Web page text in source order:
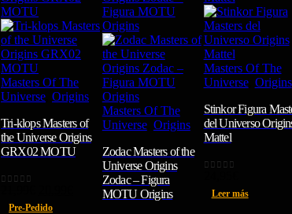
Masters Of The
Universe, Origins
Tri-klops Masters of
the Universe Origins
GRX02 MOTU
precio
precio
Pre-Pedido
Masters Of The
Universe, Origins
Zodac Masters of the
Universe Origins
Zodac – Figura
MOTU Origins
Masters Of The
Universe, Origins
Stinkor Figura
del Universo
Mattel
Leer más